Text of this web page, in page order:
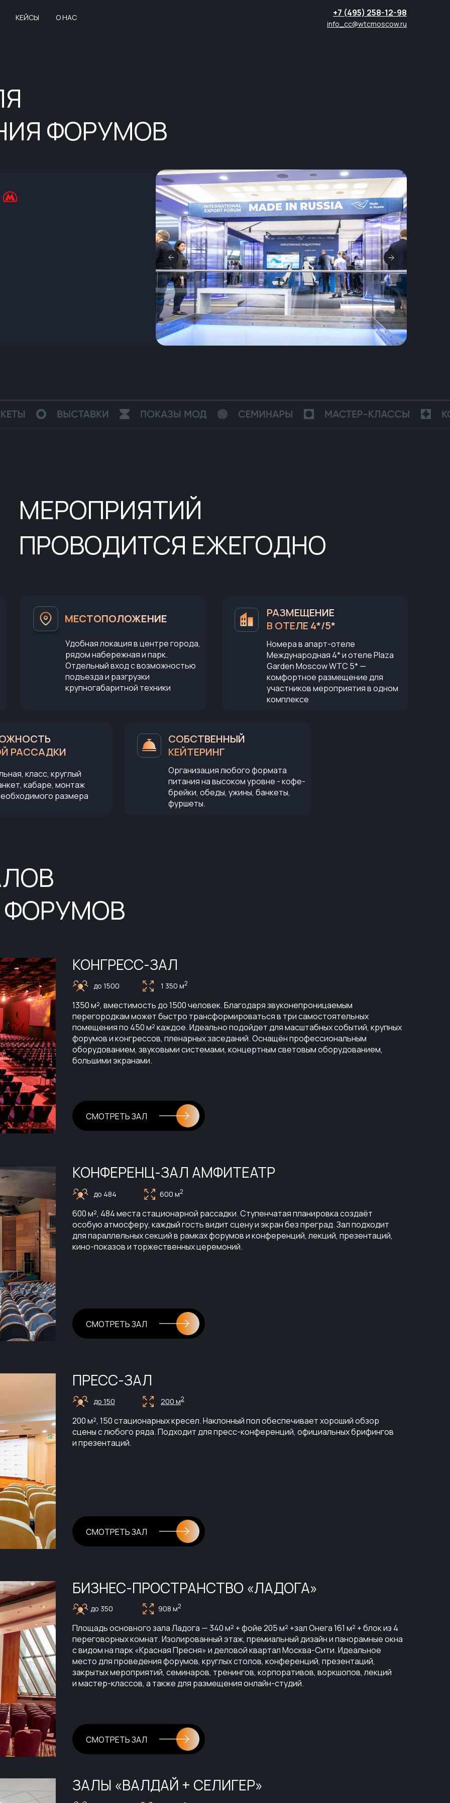
ФОРУМОВ
КЕЙСЫ +7 (495) 258-12-98
info_cc@wtcmoscow.ru
О НАС
СОБСТВЕННЫЙ
КЕЙТЕРИНГ
Организация любого формата
питания на высоком уровне - кофе-
брейки, обеды, ужины, банкеты,
фуршеты.
РАЗМЕЩЕНИЕ
В ОТЕЛЕ 4*/5*
Номера в апарт-отеле
Международная 4* и отеле Plaza
Garden Moscow WTC 5* —
комфортное размещение для
участников мероприятия в одном
комплексе
МЕРОПРИЯТИЙ
ПРОВОДИТСЯ ЕЖЕГОДНО
МЕСТОПОЛОЖЕНИЕ
Удобная локация в центре города,
рядом набережная и парк.
Отдельный вход с возможностью
подъезда и разгрузки
крупногабаритной техники
РАССАДКИ
класс, круглый
кабаре, монтаж
размера
КОНГРЕСС-ЗАЛ
1350 м², вместимость до 1500 человек. Благодаря звуконепроницаемым
перегородкам может быстро трансформироваться в три самостоятельных
помещения по 450 м² каждое. Идеально подойдет для масштабных событий, крупных
форумов и конгрессов, пленарных заседаний. Оснащён профессиональным
оборудованием, звуковыми системами, концертным световым оборудованием,
большими экранами.
1 350 м2
до 1500
СМОТРЕТЬ ЗАЛ
600 м2
до 484
КОНФЕРЕНЦ-ЗАЛ АМФИТЕАТР
600 м², 484 места стационарной рассадки. Ступенчатая планировка создаёт
особую атмосферу, каждый гость видит сцену и экран без преград. Зал подходит
для параллельных секций в рамках форумов и конференций, лекций, презентаций,
кино-показов и торжественных церемоний.
СМОТРЕТЬ ЗАЛ
ПРЕСС-ЗАЛ
200 м², 150 стационарных кресел. Наклонный пол обеспечивает хороший обзор
сцены с любого ряда. Подходит для пресс-конференций, официальных брифингов
и презентаций.
до 150 200 м2
СМОТРЕТЬ ЗАЛ
Площадь основного зала Ладога — 340 м² + фойе 205 м² +зал Онега 161 м² + блок из 4
переговорных комнат. Изолированный этаж, премиальный дизайн и панорамные окна
с видом на парк «Красная Пресня» и деловой квартал Москва-Сити. Идеальное
место для проведения форумов, круглых столов, конференций, презентаций,
закрытых мероприятий, семинаров, тренингов, корпоративов, воркшопов, лекций
и мастер-классов, а также для размещения онлайн-студий.
908 м2
до 350
БИЗНЕС-ПРОСТРАНСТВО «ЛАДОГА»
СМОТРЕТЬ ЗАЛ
ЗАЛЫ «ВАЛДАЙ + СЕЛИГЕР»